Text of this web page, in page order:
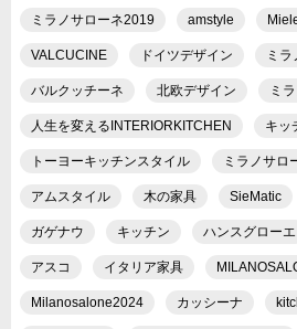
ミラノサローネ2019 amstyle
VALCUCINE ドイツデザイン ミ
バルクッチーネ 北欧デザイン ミ
人生を変えるINTERIORKITCHEN キッ
トーヨーキッチンスタイル ミラノサロ
アムスタイル 木の家具 SieMatic
ガゲナウ キッチン ハンスグローエ
アスコ イタリア家具
Milanosalone2024 カッシーナ